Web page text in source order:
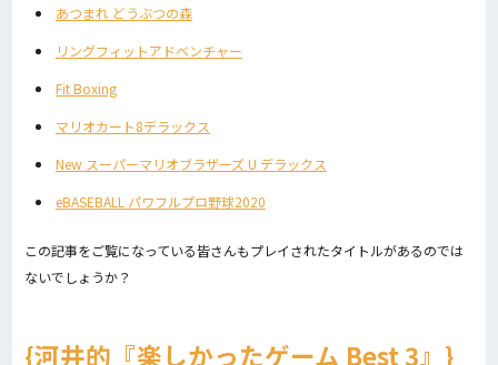
あつまれ どうぶつの森
リングフィットアドベンチャー
Fit Boxing
マリオカート8デラックス
New スーパーマリオブラザーズ U デラックス
eBASEBALL パワフルプロ野球2020
この記事をご覧になっている皆さんもプレイされたタイトルがあるのでは
ないでしょうか？
河井的『楽しかったゲーム Best 3』